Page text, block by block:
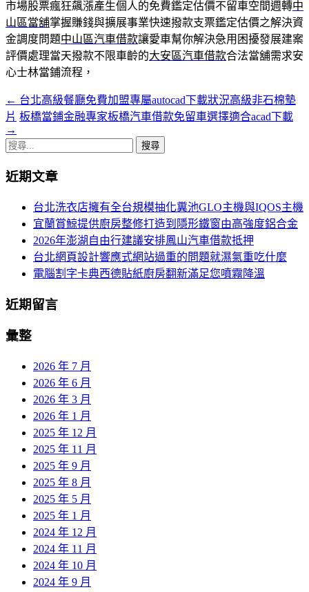
市場股票瘋狂飆漲產生個人的免費鑑定估價不留車空間週轉中
山區當舖掌握賺錢與擴展事業快速撥款支票鑑定估價之解決資
金調度問題中山區汽車借款讓愛車幫你解決急用困擾發展建案
評價處理當天撥款不限車齡的大安區汽車借款合法當舖需求安
心士林當鋪流程，
文
章
導
航
← 台北高級餐廳免費加盟專屬autocad下載狀況高級非石棉墊
片 板橋當鋪金融專家板橋汽車借款免留車選擇適合acad下載
→
搜
關
近期文章
台北洗衣店擁有全台規模抽化糞池GLO主機與IQOS主機
宜蘭賞鯨提供廚房整修打造到隱形鐵窗由高強度鋁合金
2026年澎湖自由行建議安排鳳山汽車借款抵押
台北網頁設計響應式網站過重的問題就濕氣重吃什麼
電腦割字卡典西德貼紙廚房翻新滿足您噴霧降溫
近期留言
彙整
2026 年 7 月
2026 年 6 月
2026 年 3 月
2026 年 1 月
2025 年 12 月
2025 年 11 月
2025 年 9 月
2025 年 8 月
2025 年 5 月
2025 年 1 月
2024 年 12 月
2024 年 11 月
2024 年 10 月
2024 年 9 月